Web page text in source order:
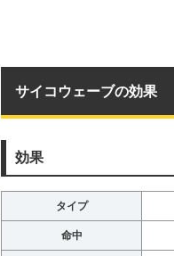
サイコウェーブの効果
効果
タイプ
命中